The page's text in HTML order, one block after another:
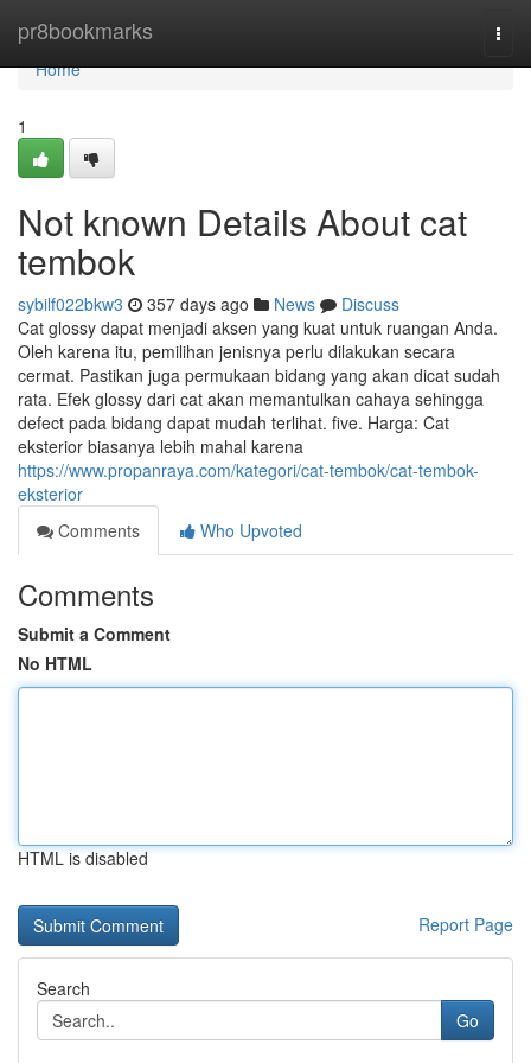
pr8bookmarks
Home
Home
1
Not known Details About cat
tembok
sybilf022bkw3 357 days ago News
Discuss
Cat glossy dapat menjadi aksen yang kuat untuk ruangan Anda.
Oleh karena itu, pemilihan jenisnya perlu dilakukan secara
cermat. Pastikan juga permukaan bidang yang akan dicat sudah
rata. Efek glossy dari cat akan memantulkan cahaya sehingga
defect pada bidang dapat mudah terlihat. five. Harga: Cat
eksterior biasanya lebih mahal karena
https://www.propanraya.com/kategori/cat-tembok/cat-tembok-
eksterior
Comments
Who Upvoted
Comments
Submit a Comment
No HTML
HTML is disabled
Report Page
Search
Go